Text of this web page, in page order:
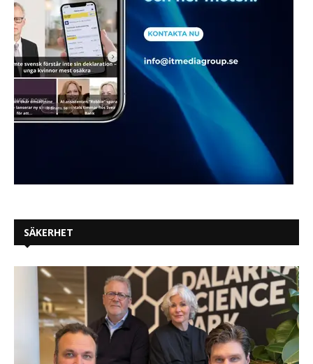
SÄKERHET